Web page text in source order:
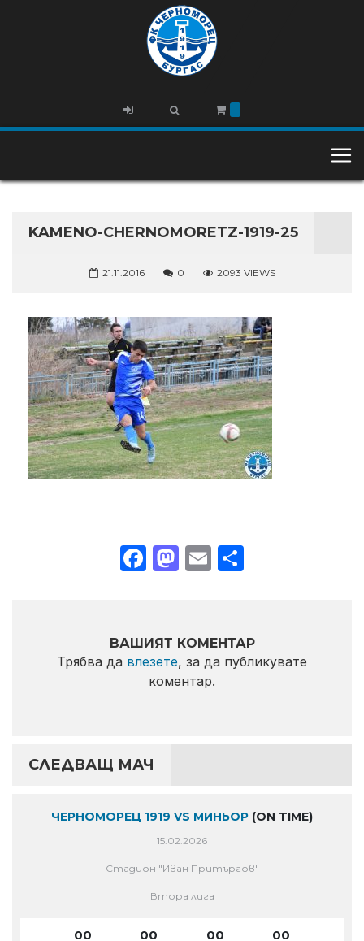
KAMENO-CHERNOMORETZ-1919-25
21.11.2016 0 2093 VIEWS
Facebook
Mastodon
Email
ВАШИЯТ КОМЕНТАР
Трябва да влезете, за да публикувате
коментар.
СЛЕДВАЩ МАЧ
ЧЕРНОМОРЕЦ 1919 VS МИНЬОР (ON TIME)
15.02.2026
Стадион "Иван Притъргов"
Втора лига
00 00 00 00